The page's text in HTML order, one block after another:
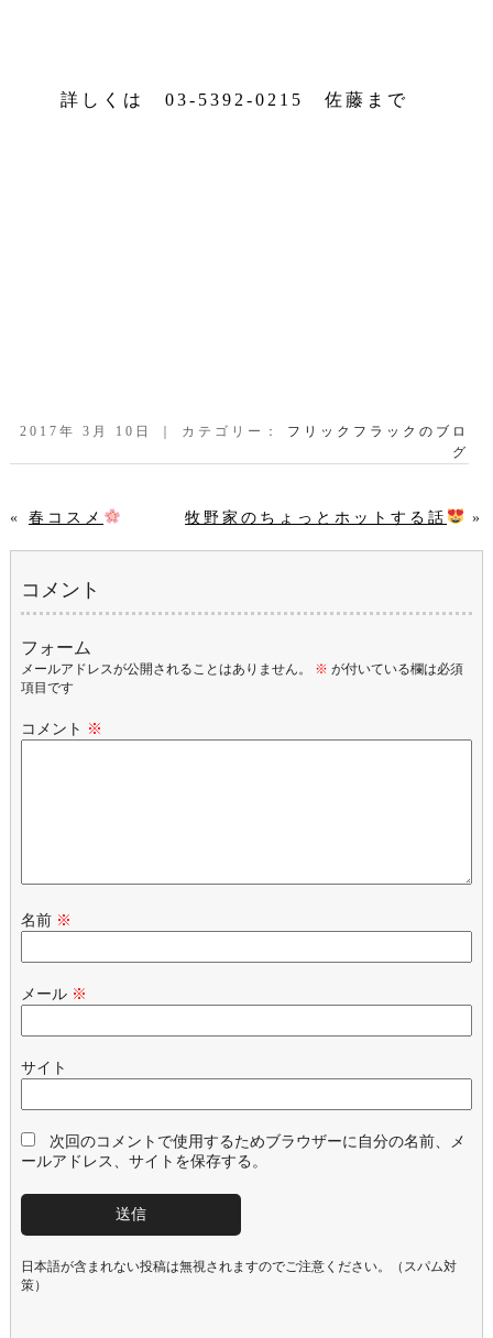
詳しくは03-5392-0215 佐藤まで
2017年 3月 10日 ｜ カテゴリー： フリックフラックのブロ
グ
« 春コスメ 牧野家のちょっとホットする話 »
コメント
フォーム
メールアドレスが公開されることはありません。 ※ が付いている欄は必須
項目です
コメント ※
名前 ※
メール ※
サイト
次回のコメントで使用するためブラウザーに自分の名前、メ
ールアドレス、サイトを保存する。
日本語が含まれない投稿は無視されますのでご注意ください。（スパム対
策）